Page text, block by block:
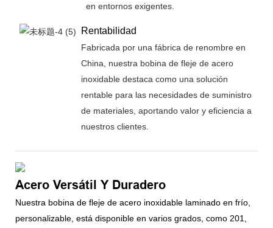
en entornos exigentes.
Rentabilidad
Fabricada por una fábrica de renombre en
China, nuestra bobina de fleje de acero
inoxidable destaca como una solución
rentable para las necesidades de suministro
de materiales, aportando valor y eficiencia a
nuestros clientes.
Acero Versátil Y Duradero
Nuestra bobina de fleje de acero inoxidable laminado en frío,
personalizable, está disponible en varios grados, como 201,